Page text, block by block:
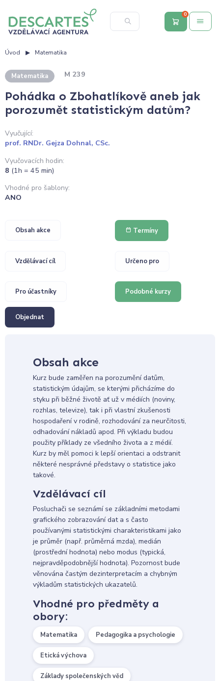
0
Úvod Matematika
Matematika M 239
Pohádka o Zbohatlíkově aneb jak
porozumět statistickým datům?
Vyučující:
prof. RNDr. Gejza Dohnal, CSc.
Vyučovacích hodin:
8 (1h = 45 min)
Vhodné pro šablony:
ANO
Obsah akce Termíny
Vzdělávací cíl Určeno pro
Pro účastníky Podobné kurzy
Objednat
Obsah akce
Kurz bude zaměřen na porozumění datům,
statistickým údajům, se kterými přicházíme do
styku při běžné životě ať už v médiích (noviny,
rozhlas, televize), tak i při vlastní zkušenosti
hospodaření v rodině, rozhodování za neurčitosti,
odhadování nákladů apod. Při výkladu budou
použity příklady ze všedního života a z médií.
Kurz by měl pomoci k lepší orientaci a odstranit
některé nesprávné představy o statistice jako
takové.
Vzdělávací cíl
Posluchači se seznámí se základními metodami
grafického zobrazování dat a s často
používanými statistickými charakteristikami jako
je průměr (např. průměrná mzda), medián
(prostřední hodnota) nebo modus (typická,
nejpravděpodobnější hodnota). Pozornost bude
věnována častým dezinterpretacím a chybným
výkladům statistických ukazatelů.
Vhodné pro předměty a
obory:
Matematika Pedagogika a psychologie
Etická výchova
Základy společenských věd